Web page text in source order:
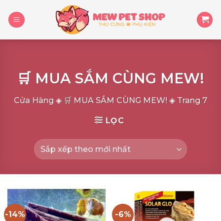
content
🛒 MUA SẮM CÙNG MEW!
Cửa Hàng ◈ 🛒 MUA SẮM CÙNG MEW! ◈ Trang 7
LỌC
-14% -6%